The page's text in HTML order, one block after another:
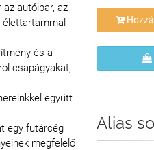
Alias
az autóipar, az
és a
csapágyakat,
együtt
egy futárcég
megfelelő